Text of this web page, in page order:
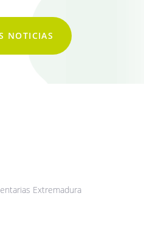
NOTICIAS
Extremadura